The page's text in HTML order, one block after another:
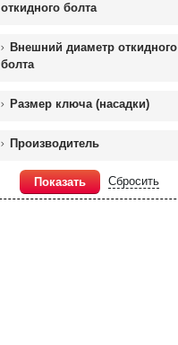
откидного болта
Внешний диаметр откидного
болта
Размер ключа (насадки)
Производитель
Показать Сбросить